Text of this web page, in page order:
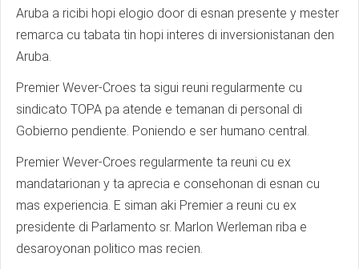
Aruba a ricibi hopi elogio door di esnan presente y mester
remarca cu tabata tin hopi interes di inversionistanan den
Aruba.
Premier Wever-Croes ta sigui reuni regularmente cu
sindicato TOPA pa atende e temanan di personal di
Gobierno pendiente. Poniendo e ser humano central.
Premier Wever-Croes regularmente ta reuni cu ex
mandatarionan y ta aprecia e consehonan di esnan cu
mas experiencia. E siman aki Premier a reuni cu ex
presidente di Parlamento sr. Marlon Werleman riba e
desaroyonan politico mas recien.